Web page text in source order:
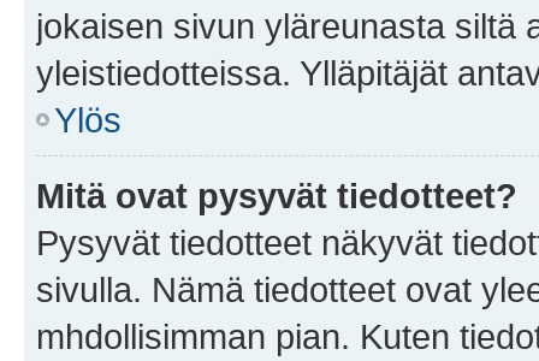
jokaisen sivun yläreunasta siltä
yleistiedotteissa. Ylläpitäjät
Ylös
Mitä ovat pysyvät tiedotteet?
Pysyvät tiedotteet näkyvät
sivulla. Nämä tiedotteet ovat
mhdollisimman pian. Kuten